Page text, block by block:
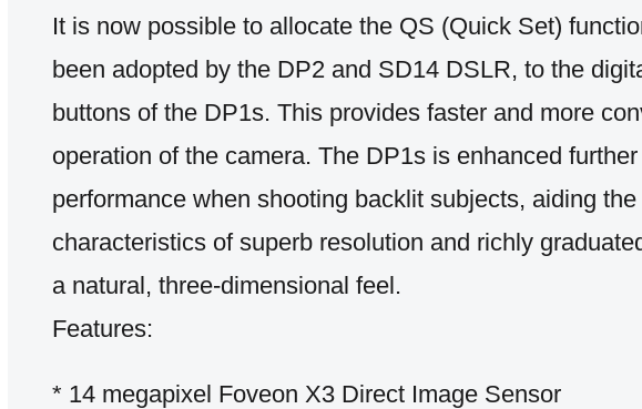
It is now possible to allocate the QS (Quick Set)
been adopted by the DP2 and SD14 DSLR, to the
buttons of the DP1s. This provides faster and more
operation of the camera. The DP1s is enhanced
performance when shooting backlit subjects, aiding
characteristics of superb resolution and richly
a natural, three-dimensional feel.
Features:
* 14 megapixel Foveon X3 Direct Image Sensor